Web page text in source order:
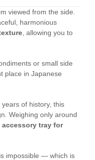
viewed from the side.
harmonious
, allowing you to
or small side
place in Japanese
of history, this
Weighing only around
accessory tray for
impossible — which is